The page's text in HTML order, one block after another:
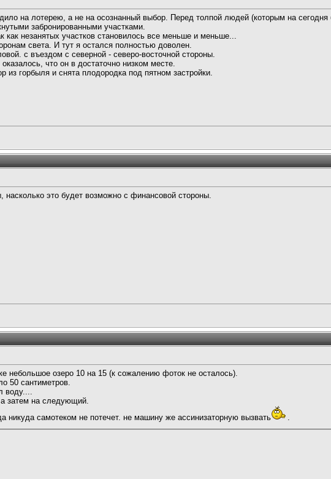
на лотерею, а не на осознанный выбор. Перед толпой людей (которым на
забронированными участками.
как незанятых участков становилось все меньше и меньше...
света. И тут я остался полностью доволен.
с въездом с северной - северо-восточной стороны.
что он в достаточно низком месте.
из горбыля и снята плодородка под пятном застройки.
это будет возможно с финансовой стороны.
небольшое озеро 10 на 15 (к сожалению фоток не осталось).
50 сантиметров.
воду....
а затем на следующий.
никуда самотеком не потечет. не машину же ассинизаторную вызвать
.